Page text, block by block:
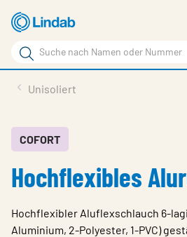
Zum
Hauptinhalt
Suchbegriff
Seite
durchsuchen
Im Fokus
Über Lindab
Downloads
Unisoliert
COFORT
Hochflexibles
Hochflexibler Aluflexschlauch 6-
Aluminium, 2-Polyester, 1-PVC)